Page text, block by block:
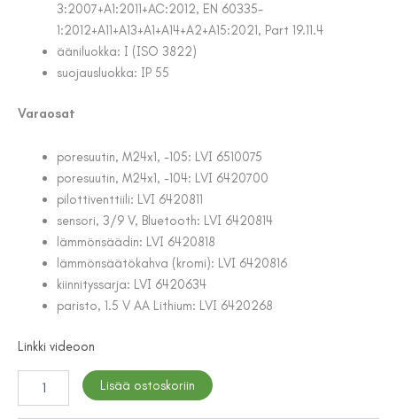
3:2007+A1:2011+AC:2012, EN 60335-
1:2012+A11+A13+A1+A14+A2+A15:2021, Part 19.11.4
ääniluokka: I (ISO 3822)
suojausluokka: IP 55
Varaosat
poresuutin, M24x1, -105: LVI 6510075
poresuutin, M24x1, -104: LVI 6420700
pilottiventtiili: LVI 6420811
sensori, 3/9 V, Bluetooth: LVI 6420814
lämmönsäädin: LVI 6420818
lämmönsäätökahva (kromi): LVI 6420816
kiinnityssarja: LVI 6420634
paristo, 1.5 V AA Lithium: LVI 6420268
Linkki videoon
PESUALLASHANA
ORAS
Lisää ostoskoriin